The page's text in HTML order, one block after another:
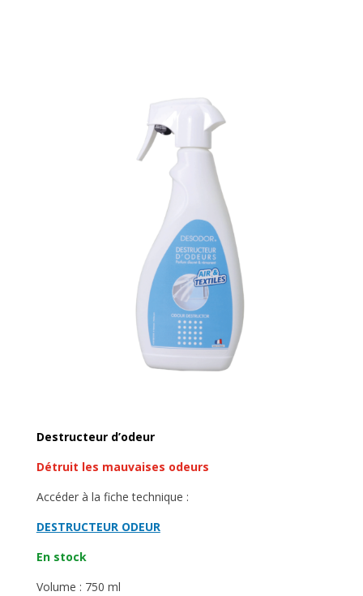
Destructeur d’odeur
Détruit les mauvaises odeurs
Accéder à la fiche technique :
DESTRUCTEUR ODEUR
En stock
Volume : 750 ml